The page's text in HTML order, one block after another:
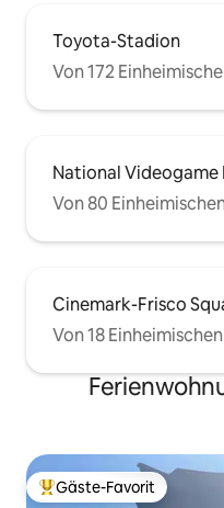
Toyota-Stadion
Von 172
National Videogame
Von 80
Cinemark-Frisco
Von 18
Beliebter Gäste-Favorit.
Gäste-Favorit